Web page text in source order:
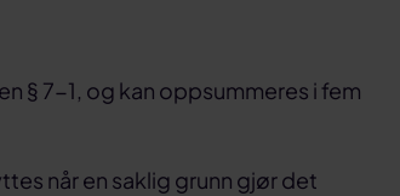
§ 7-1, og kan oppsummeres i fem
når en saklig grunn gjør det